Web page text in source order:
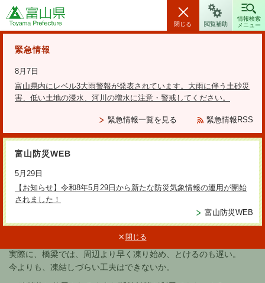
富山県
閉じる 閲覧補助
情報検索
メニュー
緊急情報
8月7日
富山県内にレベル3大雨警報が発表されています。大雨に伴う土砂災
害、低い土地の浸水、河川の増水に注意・警戒してください。
緊急情報一覧を見る 緊急情報RSS
富山防災WEB
5月29日
【お知らせ】令和8年5月29日から新たな防災気象情報の運用が開始
されました！
富山防災WEB
閉じる
テーマから探す
橋梁等の凍結防止
橋梁等は地熱が伝わらず、風の影響も受けるので、凍結したり露
をうったりするため交通の障害要因となることがある。
実際に、橋梁では、周辺より早く凍り始め、とけるのも遅い。
今よりも、凍結しづらい工夫はできないか。